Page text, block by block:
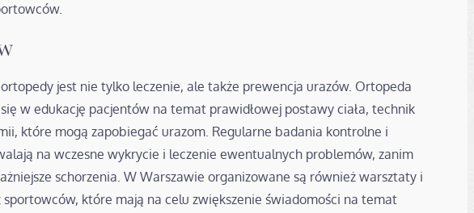
jest nie tylko leczenie, ale także prewencja urazów. Ortopeda
w edukację pacjentów na temat prawidłowej postawy ciała, technik
które mogą zapobiegać urazom. Regularne badania kontrolne i
na wczesne wykrycie i leczenie ewentualnych problemów, zanim
schorzenia. W Warszawie organizowane są również warsztaty i
które mają na celu zwiększenie świadomości na temat